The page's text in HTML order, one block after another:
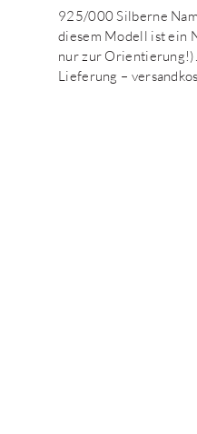
925/000 Silberne
diesem Modell ist ein
nur zur
Lieferung –